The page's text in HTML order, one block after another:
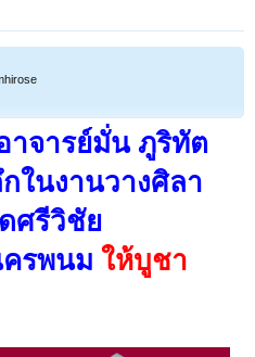
าจารย์มั่น ภูริทัต
ในงานวางศิลา
ศรีวิชัย
ครพนมให้บูชา